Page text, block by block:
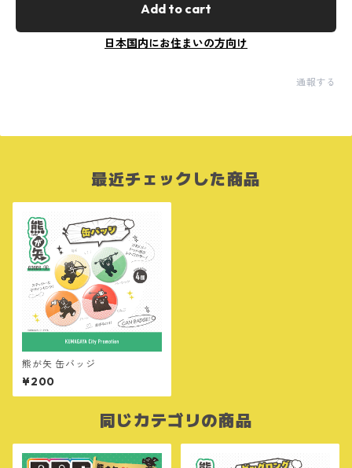
Add to cart
日本国内にお住まいの方向け
通報する
最近チェックした商品
熊が矢 缶バッジ
¥200
同じカテゴリの商品